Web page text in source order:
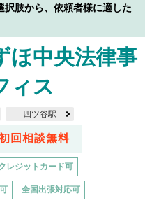
択肢から、依頼者様に適した
ほ中央法律事
ィス
四ツ谷駅
回相談無料
レジットカード可
全国出張対応可